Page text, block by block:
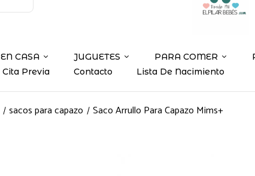
EN CASA JUGUETES PARA COMER
Cita Previa Contacto Lista De Nacimiento
sacos para capazo Saco Arrullo Para Capazo Mims+